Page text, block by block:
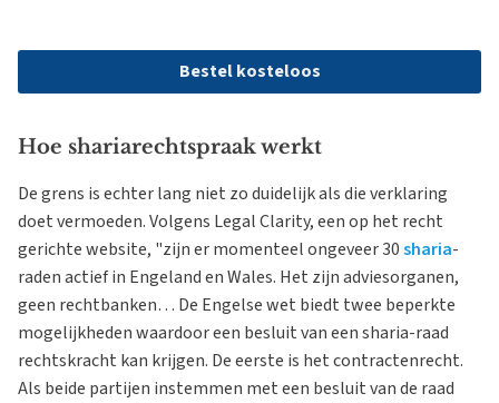
Bestel kosteloos
Hoe shariarechtspraak werkt
De grens is echter lang niet zo duidelijk als die verklaring
doet vermoeden. Volgens Legal Clarity, een op het recht
gerichte website, "zijn er momenteel ongeveer 30sharia-
raden actief in Engeland en Wales. Het zijn adviesorganen,
geen rechtbanken… De Engelse wet biedt twee beperkte
mogelijkheden waardoor een besluit van een sharia-raad
rechtskracht kan krijgen. De eerste is het contractenrecht.
Als beide partijen instemmen met een besluit van de raad